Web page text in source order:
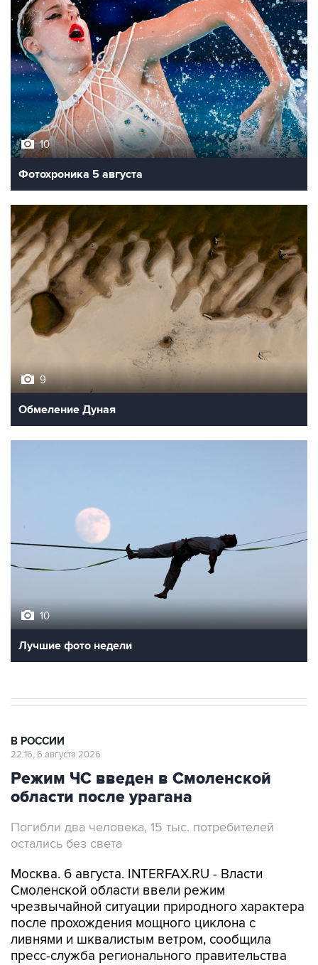
10
Фотохроника 5 августа
9
Обмеление Дуная
10
Лучшие фото недели
В РОССИИ
22:16, 6 августа 2026
Режим ЧС введен в Смоленской
области после урагана
Погибли два человека, 15 тыс. потребителей
остались без света
Москва. 6 августа. INTERFAX.RU - Власти
Смоленской области ввели режим
чрезвычайной ситуации природного характера
после прохождения мощного циклона с
ливнями и шквалистым ветром, сообщила
пресс-служба регионального правительства